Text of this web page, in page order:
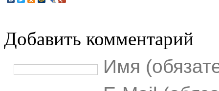
Добавить комментарий
Имя